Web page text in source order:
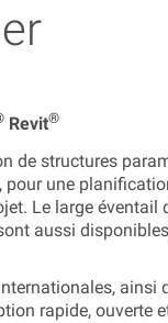
Revit®
de structures
une
Le large éventail
aussi
ainsi
rapide, ouverte